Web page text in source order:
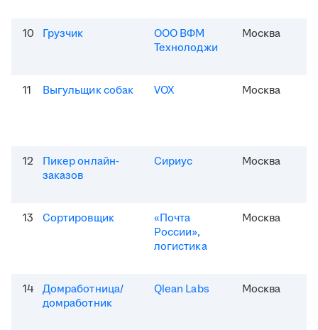
10 Грузчик
ООО ВФМ
Технолоджи
Москва
11 Выгульщик собак VOX Москва
12
Пикер онлайн-
заказов
Сириус Москва
13 Сортировщик
«Почта
России»,
логистика
Москва
14
Домработница/
домработник
Qlean Labs Москва